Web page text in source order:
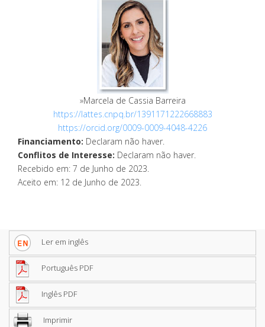
»Marcela de Cassia Barreira
https://lattes.cnpq.br/1391171222668883
https://orcid.org/0009-0009-4048-4226
Financiamento: Declaram não haver.
Conflitos de Interesse: Declaram não haver.
Recebido em: 7 de Junho de 2023
Aceito em: 12 de Junho de 2023
Ler em inglês
Português PDF
Inglês PDF
Imprimir